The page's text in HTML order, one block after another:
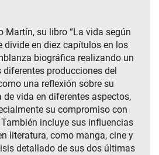
Martín, su libro “La vida según
divide en diez capítulos en los
biográfica realizando un
producciones del
una reflexión sobre su
vida en diferentes aspectos,
su compromiso con
incluye sus influencias
literatura, como manga, cine y
detallado de sus dos últimas